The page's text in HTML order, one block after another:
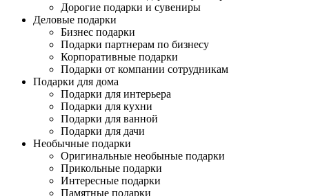
Дорогие подарки и сувениры
Деловые подарки
Бизнес подарки
Подарки партнерам по бизнесу
Корпоративные подарки
Подарки от компании сотрудникам
Подарки для дома
Подарки для интерьера
Подарки для кухни
Подарки для ванной
Подарки для дачи
Необычные подарки
Оригинальные необыные подарки
Прикольные подарки
Интересные подарки
Памятные подарки